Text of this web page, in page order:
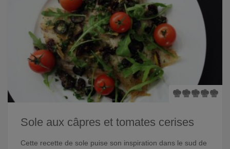
Sole aux câpres et tomates cerises
Cette recette de sole puise son inspiration dans le sud de